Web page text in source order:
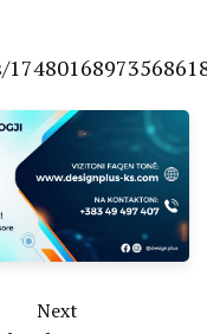
Next